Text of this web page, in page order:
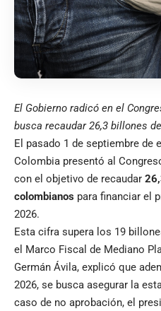
El Gobierno radicó en el
busca recaudar 26,3 billones
El pasado 1 de septiembre de
Colombia presentó al
con el objetivo de recaudar
colombianos para financiar el
2026.
Esta cifra supera los 19
el Marco Fiscal de Mediano
Germán Ávila, explicó que
2026, se busca asegurar la
caso de no aprobación, el